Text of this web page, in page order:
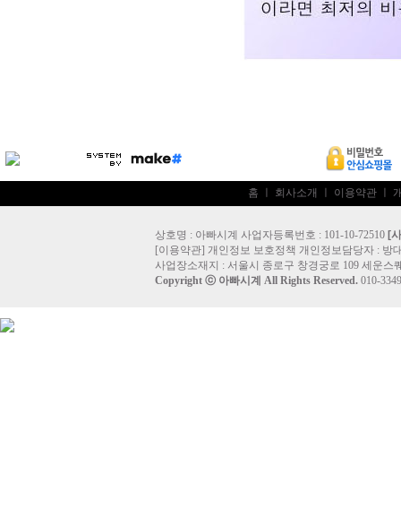
홈 회사소개 이용약관
상호명 : 아빠시계 사업자등록번호 : 101-10-72510 [
[이용약관] 개인정보 보호정책 개인정보담당자 : 방
사업장소재지 : 서울시 종로구 창경궁로 109 세운스
Copyright ⓒ 아빠시계 All Rights Reserved. 010-